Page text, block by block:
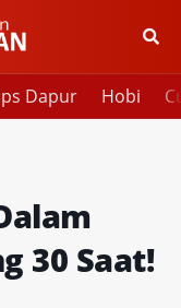
Dapur Hobi
30 Saat!